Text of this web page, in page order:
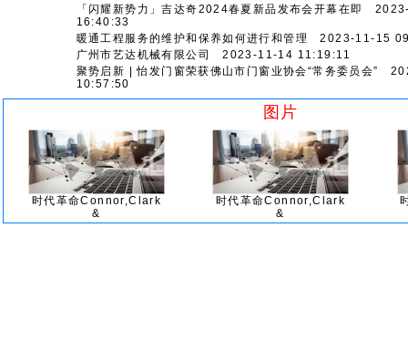
「闪耀新势力」吉达奇2024春夏新品发布会开幕在即
16:40:33
暖通工程服务的维护和保养如何进行和管理
2023-11-15
广州市艺达机械有限公司
2023-11-14 11:19:11
聚势启新 | 怡发门窗荣获佛山市门窗业协会“常务委员会”
10:57:50
图片
时代革命Connor,Clark
&
时代革命Connor,Clark
&